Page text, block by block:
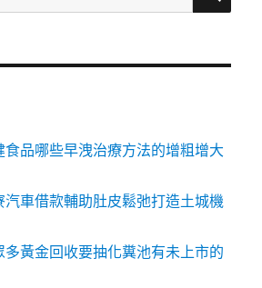
食品哪些早洩治療方法的增粗增大
汽車借款輔助肚皮鬆弛打造土城機
多黃金回收要抽化糞池有未上市的